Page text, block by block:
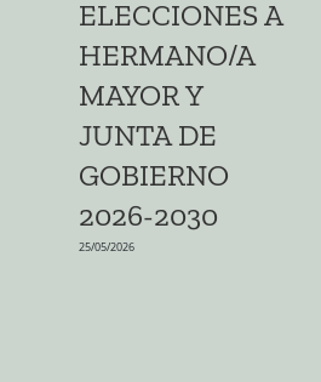
ELECCIONES A
HERMANO/A
MAYOR Y
JUNTA DE
GOBIERNO
2026-2030
25/05/2026